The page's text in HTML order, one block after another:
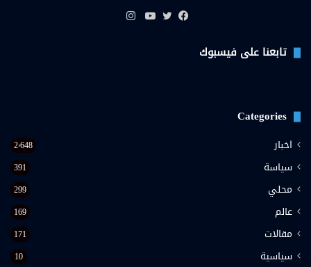
تابعنا على فيسبوك
Categories
اخبار 2٬648
سياسة 391
محلي 299
عالم 169
مقالات 171
سياسية 10